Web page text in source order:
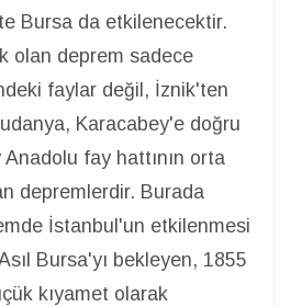
Bursa da etkilenecektir.
olan deprem sadece
faylar değil, İznik'ten
Karacabey'e doğru
fay hattının orta
depremlerdir. Burada
İstanbul'un etkilenmesi
Bursa'yı bekleyen, 1855
kıyamet olarak